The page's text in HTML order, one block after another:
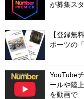
が募集ス
【登録無
ポーツの
YouTube
ールや陸
を動画で